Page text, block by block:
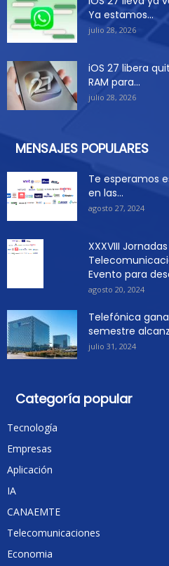
Ya estamos...
julio 28, 2026
iOS 27 libera
RAM para...
julio 28, 2026
MENSAJES POPULARES
Te esperamos
en las...
agosto 27, 2024
XXXVIII
Evento para
agosto 20, 2024
Telefónica
semestre
julio 31, 2024
Categoría popular
Tecnología
Empresas
Aplicación
IA
CANAEMTE
Telecomunicaciones
Economia